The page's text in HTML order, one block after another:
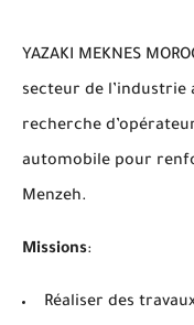
YAZAKI MEKNES
secteur de
recherche
automobile pour
Menzeh.
Missions:
Réaliser des